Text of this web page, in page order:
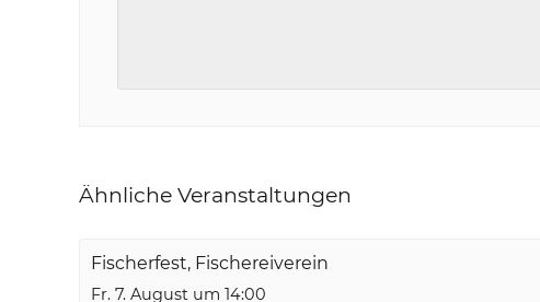
Ähnliche Veranstaltungen
Fischerfest, Fischereiverein
Fr. 7. August um 14:00